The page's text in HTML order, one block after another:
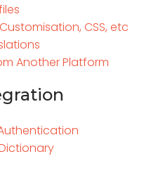
CSS, etc
Another Platform